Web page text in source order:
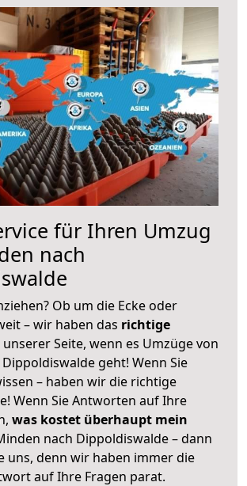
für Ihren Umzug
nach
Ob um die Ecke oder
– wir haben das richtige
unserer Seite, wenn es Umzüge von
geht! Wenn Sie
– haben wir die richtige
Wenn Sie Antworten auf Ihre
was kostet überhaupt mein
nach Dippoldiswalde – dann
uns, denn wir haben immer die
auf Ihre Fragen parat.